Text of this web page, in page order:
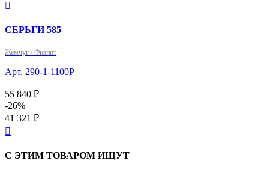

СЕРЬГИ 585
Жемчуг / Фианит
Арт. 290-1-1100Р
55 840 ₽
-26%
41 321 ₽

С ЭТИМ ТОВАРОМ ИЩУТ